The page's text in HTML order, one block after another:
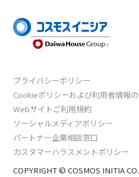
プライバシーポリシー
Cookieポリシーおよび利用者情報
Webサイトご利用規約
ソーシャルメディアポリシー
パートナー企業相談窓口
カスタマーハラスメントポリシー
COPYRIGHT © COSMOS INITIA